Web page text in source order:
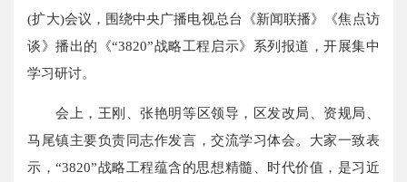
(扩大)会议，围绕中央广播电视总台《新闻联播》《焦点访
谈》播出的《“3820”战略工程启示》系列报道，开展集中
学习研讨。
会上，王刚、张艳明等区领导，区发改局、资规局、
马尾镇主要负责同志作发言，交流学习体会。大家一致表
示，“3820”战略工程蕴含的思想精髓、时代价值，是习近